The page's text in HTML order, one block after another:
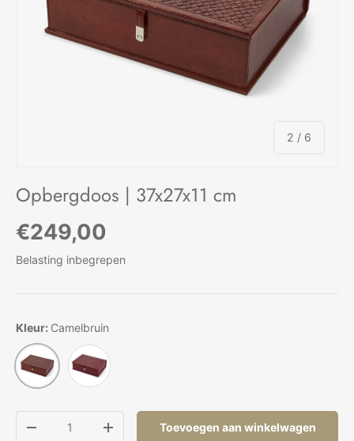
2 / van
6
Opbergdoos | 37x27x11 cm
Reguliere prijs
€249,00
Belasting inbegrepen
Kleur: Camelbruin
Camelbruin
Rood
Verlaag de hoeveelheidVerhoog de hoeveelheid
Toevoegen aan winkelwagen